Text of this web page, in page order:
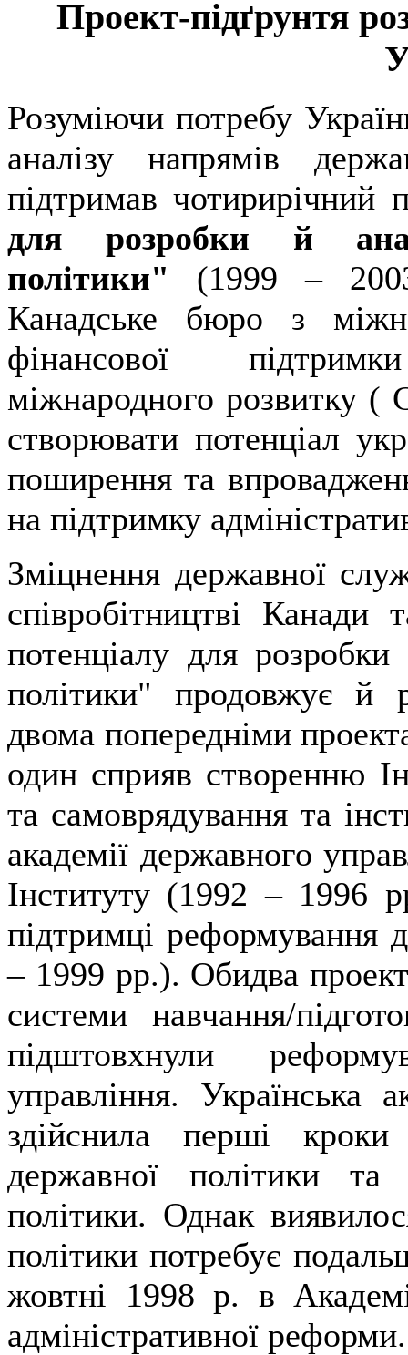
Проект-підґрунтя
Розуміючи потребу
аналізу напрямів
підтримав чотирирічний
для розробки й
політики" (1999 –
Канадське бюро з
фінансової
міжнародного розвитку (
створювати потенціал
поширення та
на підтримку
Зміцнення державної
співробітництві
потенціалу для
політики" продовжує й
двома попередніми
один сприяв створенню
та самоврядування та
академії державного
Інституту (1992 – 1996
підтримці реформування
– 1999 рр.). Обидва
системи навчання/
підштовхнули
управління. Українська
здійснила перші
державної політики та
політики. Однак
політики потребує
жовтні 1998 р. в
адміністративної реформи.